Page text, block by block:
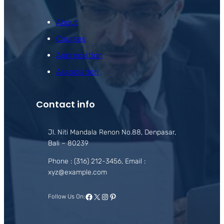
About
Courses
Appreciation
Association
Contact info
Jl. Niti Mandala Renon No.88, Denpasar,
Bali – 80239
Phone : (316) 212-3456, Email :
xyz@example.com
Follow Us On:Facebook
X Instagram
Pinterest